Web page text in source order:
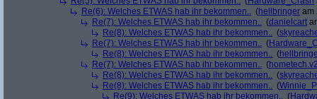
Re(6): Welches ETWAS hab ihr bekommen.. (hellbringer am
Re(7): Welches ETWAS hab ihr bekommen.. (danielcart
Re(8): Welches ETWAS hab ihr bekommen.. (
Re(7): Welches ETWAS hab ihr bekommen.. (
Re(8): Welches ETWAS hab ihr bekommen.. (
Re(7): Welches ETWAS hab ihr bekommen.. (
Re(8): Welches ETWAS hab ihr bekommen.. (
Re(8): Welches ETWAS hab ihr bekommen.. (
Re(9): Welches ETWAS hab ihr bekommen.. (